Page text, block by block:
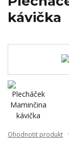
kávička
Ohodnotit produkt